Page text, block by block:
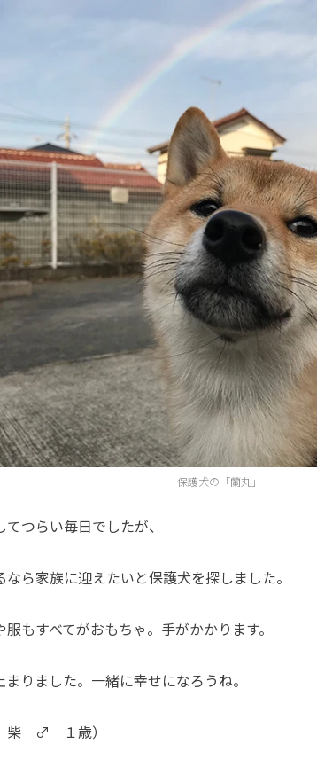
保護犬の「蘭丸」
つらい毎日でしたが、
ら家族に迎えたいと保護犬を探しました。
もすべてがおもちゃ。手がかかります。
りました。一緒に幸せになろうね。
柴 ♂ １歳）